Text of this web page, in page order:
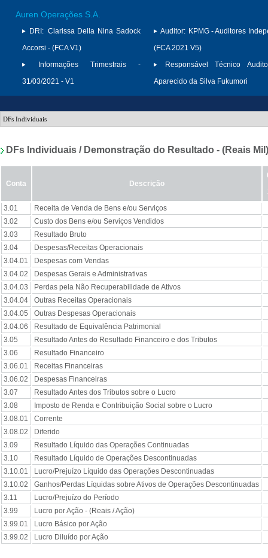
Auren Operações S.A.
DRI: Clarissa Della Nina Sadock
Accorsi - (FCA V1)
Informações Trimestrais -
31/03/2021 - V1
Auditor: KPMG - Auditores
(FCA 2021 V5)
Responsável Técnico
Aparecido da Silva Fukumori